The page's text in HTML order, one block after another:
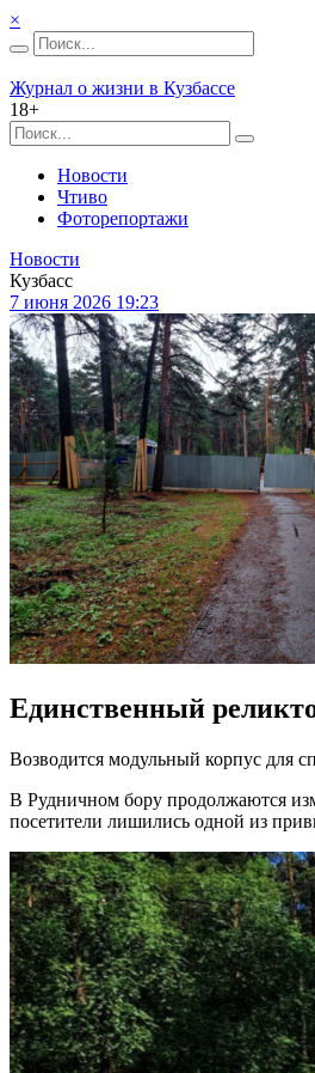
×
Журнал о жизни в Кузбассе
18+
Новости
Чтиво
Фоторепортажи
Новости
Кузбасс
7 июня 2026 19:23
Единственный
Возводится модульный корпус для
В Рудничном бору продолжаются
посетители лишились одной из